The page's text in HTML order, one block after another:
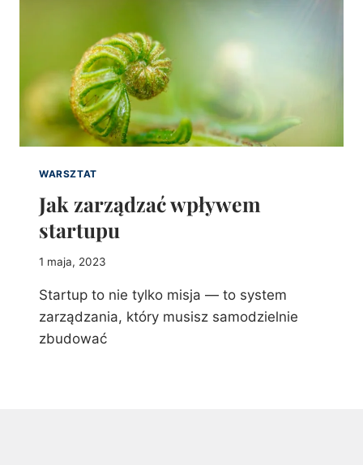
WARSZTAT
Jak zarządzać wpływem
startupu
1 maja, 2023
Startup to nie tylko misja — to system
zarządzania, który musisz samodzielnie
zbudować